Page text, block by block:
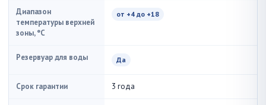
Диапазон
температуры верхней
зоны, °C
от +4 до +18
Резервуар для воды Да
Срок гарантии 3 года